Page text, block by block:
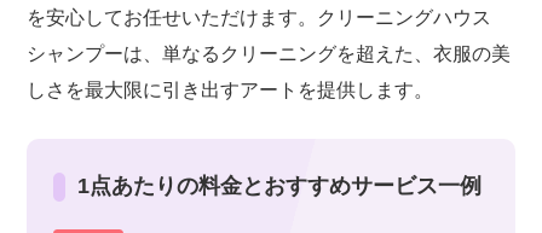
を安心してお任せいただけます。クリーニングハウス
シャンプーは、単なるクリーニングを超えた、衣服の美
しさを最大限に引き出すアートを提供します。
1点あたりの料金とおすすめサービス一例